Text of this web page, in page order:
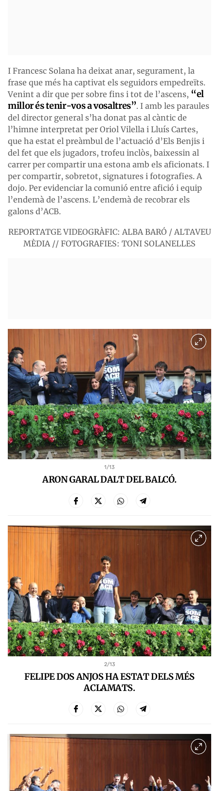
I Francesc Solana ha deixat anar, segurament, la
frase que més ha captivat els seguidors empedreïts.
Venint a dir que per sobre fins i tot de l’ascens, “el
millor és tenir-vos a vosaltres”. I amb les paraules
del director general s’ha donat pas al càntic de
l’himne interpretat per Oriol Vilella i Lluís Cartes,
que ha estat el preàmbul de l’actuació d’Els Benjis i
del fet que els jugadors, trofeu inclòs, baixessin al
carrer per compartir una estona amb els aficionats. I
per compartir, sobretot, signatures i fotografies. A
dojo. Per evidenciar la comunió entre afició i equip
l’endemà de l’ascens. L’endemà de recobrar els
galons d’ACB.
REPORTATGE VIDEOGRÀFIC: ALBA BARÓ / ALTAVEU
MÈDIA // FOTOGRAFIES: TONI SOLANELLES
1/13
ARON GARAL DALT DEL BALCÓ.
2/13
FELIPE DOS ANJOS HA ESTAT DELS MÉS
ACLAMATS.